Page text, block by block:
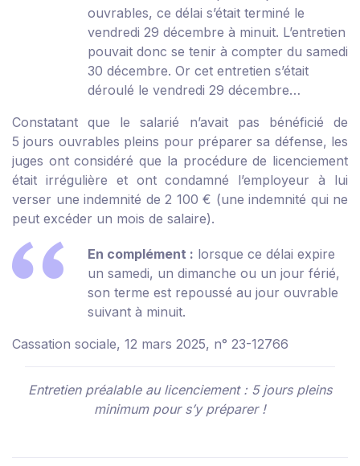
ouvrables, ce délai s’était terminé le
vendredi 29 décembre à minuit. L’entretien
pouvait donc se tenir à compter du samedi
30 décembre. Or cet entretien s’était
déroulé le vendredi 29 décembre…
Constatant que le salarié n’avait pas bénéficié de
5 jours ouvrables pleins pour préparer sa défense, les
juges ont considéré que la procédure de licenciement
était irrégulière et ont condamné l’employeur à lui
verser une indemnité de 2 100 € (une indemnité qui ne
peut excéder un mois de salaire).
En complément : lorsque ce délai expire
un samedi, un dimanche ou un jour férié,
son terme est repoussé au jour ouvrable
suivant à minuit.
Cassation sociale, 12 mars 2025, n° 23-12766
Entretien préalable au licenciement : 5 jours pleins
minimum pour s’y préparer !